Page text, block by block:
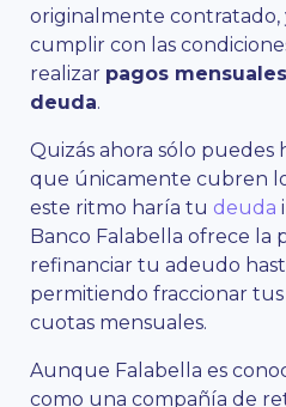
originalmente contratado,
cumplir con las
realizar pagos mensuales
deuda.
Quizás ahora sólo puedes
que únicamente cubren
este ritmo haría tu deuda
Banco Falabella ofrece la
refinanciar tu adeudo
permitiendo fraccionar
cuotas mensuales.
Aunque Falabella es
como una compañía de